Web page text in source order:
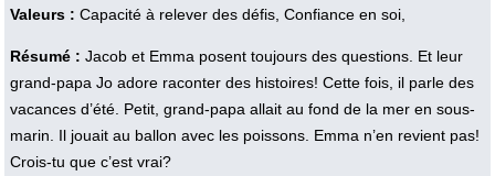
Valeurs : Capacité à relever des défis, Confiance en soi,
Résumé : Jacob et Emma posent toujours des questions. Et leur
grand-papa Jo adore raconter des histoires! Cette fois, il parle des
vacances d’été. Petit, grand-papa allait au fond de la mer en sous-
marin. Il jouait au ballon avec les poissons. Emma n’en revient pas!
Crois-tu que c’est vrai?